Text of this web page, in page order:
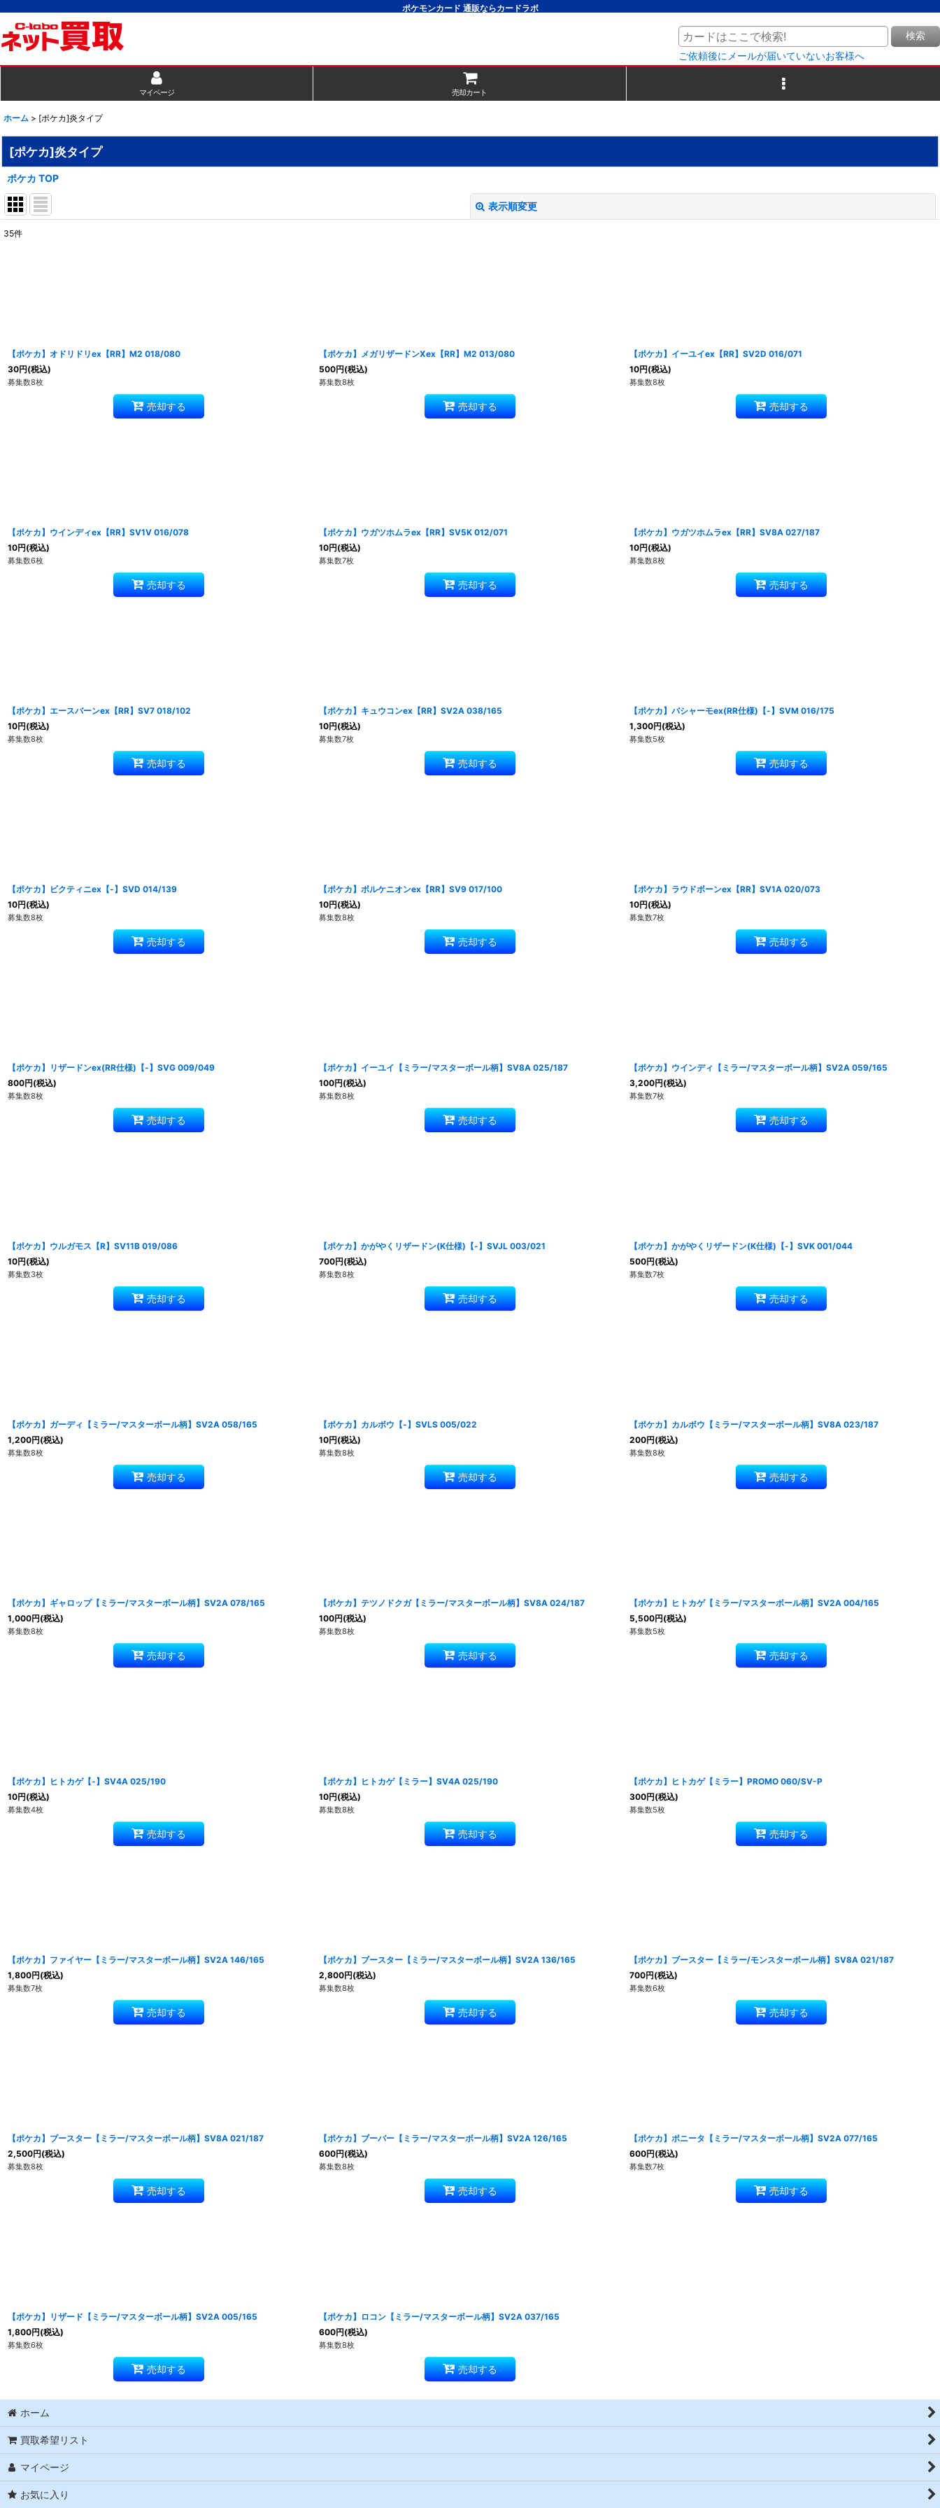
ポケモンカード 通販ならカードラボ
検索
ご依頼後にメールが届いていないお客様へ
マイページ 売却カート
ホーム > [ポケカ]炎タイプ
[ポケカ]炎タイプ
ポケカ TOP
表示順変更
35件
【ポケカ】オドリドリex【RR】M2 018/080
30円(税込)
募集数8枚
売却する
【ポケカ】メガリザードンXex【RR】M2 013/080
500円(税込)
募集数8枚
売却する
【ポケカ】イーユイex【RR】SV2D 016/071
10円(税込)
募集数8枚
売却する
【ポケカ】ウインディex【RR】SV1V 016/078
10円(税込)
募集数6枚
売却する
【ポケカ】ウガツホムラex【RR】SV5K 012/071
10円(税込)
募集数7枚
売却する
【ポケカ】ウガツホムラex【RR】SV8A 027/187
10円(税込)
募集数8枚
売却する
【ポケカ】エースバーンex【RR】SV7 018/102
10円(税込)
募集数8枚
売却する
【ポケカ】キュウコンex【RR】SV2A 038/165
10円(税込)
募集数7枚
売却する
【ポケカ】バシャーモex(RR仕様)【-】SVM 016/175
1,300円(税込)
募集数5枚
売却する
【ポケカ】ビクティニex【-】SVD 014/139
10円(税込)
募集数8枚
売却する
【ポケカ】ボルケニオンex【RR】SV9 017/100
10円(税込)
募集数8枚
売却する
【ポケカ】ラウドボーンex【RR】SV1A 020/073
10円(税込)
募集数7枚
売却する
【ポケカ】リザードンex(RR仕様)【-】SVG 009/049
800円(税込)
募集数8枚
売却する
【ポケカ】イーユイ【ミラー/マスターボール柄】SV8A 025/187
100円(税込)
募集数8枚
売却する
【ポケカ】ウインディ【ミラー/マスターボール柄】SV2A 059/165
3,200円(税込)
募集数7枚
売却する
【ポケカ】ウルガモス【R】SV11B 019/086
10円(税込)
募集数3枚
売却する
【ポケカ】かがやくリザードン(K仕様)【-】SVJL 003/021
700円(税込)
募集数8枚
売却する
【ポケカ】かがやくリザードン(K仕様)【-】SVK 001/044
500円(税込)
募集数7枚
売却する
【ポケカ】ガーディ【ミラー/マスターボール柄】SV2A 058/165
1,200円(税込)
募集数8枚
売却する
【ポケカ】カルボウ【-】SVLS 005/022
10円(税込)
募集数8枚
売却する
【ポケカ】カルボウ【ミラー/マスターボール柄】SV8A 023/187
200円(税込)
募集数8枚
売却する
【ポケカ】ギャロップ【ミラー/マスターボール柄】SV2A 078/165
1,000円(税込)
募集数8枚
売却する
【ポケカ】テツノドクガ【ミラー/マスターボール柄】SV8A 024/187
100円(税込)
募集数8枚
売却する
【ポケカ】ヒトカゲ【ミラー/マスターボール柄】SV2A 004/165
5,500円(税込)
募集数5枚
売却する
【ポケカ】ヒトカゲ【-】SV4A 025/190
10円(税込)
募集数4枚
売却する
【ポケカ】ヒトカゲ【ミラー】SV4A 025/190
10円(税込)
募集数8枚
売却する
【ポケカ】ヒトカゲ【ミラー】PROMO 060/SV-P
300円(税込)
募集数5枚
売却する
【ポケカ】ファイヤー【ミラー/マスターボール柄】SV2A 146/165
1,800円(税込)
募集数7枚
売却する
【ポケカ】ブースター【ミラー/マスターボール柄】SV2A 136/165
2,800円(税込)
募集数8枚
売却する
【ポケカ】ブースター【ミラー/モンスターボール柄】SV8A 021/187
700円(税込)
募集数6枚
売却する
【ポケカ】ブースター【ミラー/マスターボール柄】SV8A 021/187
2,500円(税込)
募集数8枚
売却する
【ポケカ】ブーバー【ミラー/マスターボール柄】SV2A 126/165
600円(税込)
募集数8枚
売却する
【ポケカ】ポニータ【ミラー/マスターボール柄】SV2A 077/165
600円(税込)
募集数7枚
売却する
【ポケカ】リザード【ミラー/マスターボール柄】SV2A 005/165
1,800円(税込)
募集数6枚
売却する
【ポケカ】ロコン【ミラー/マスターボール柄】SV2A 037/165
600円(税込)
募集数8枚
売却する
ホーム
買取希望リスト
マイページ
お気に入り